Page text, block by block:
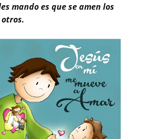
mando es que se amen los